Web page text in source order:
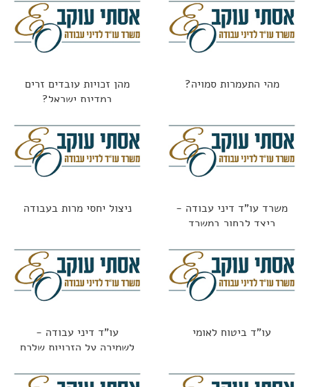
מהי התעמרות סמויה?
מהן זכויות עובדים זרים
במדינת ישראל?
משרד עו"ד דיני עבודה -
כיצד לבחור במשרד
ניצול יחסי מרות בעבודה
עו"ד ביטוח לאומי
עו"ד דיני עבודה -
לשמירה על הזכויות שלכם